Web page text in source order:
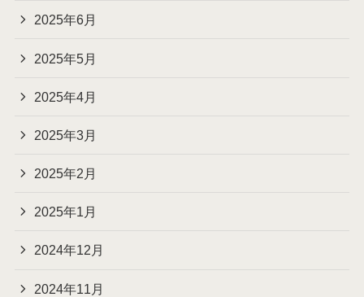
2025年6月
2025年5月
2025年4月
2025年3月
2025年2月
2025年1月
2024年12月
2024年11月